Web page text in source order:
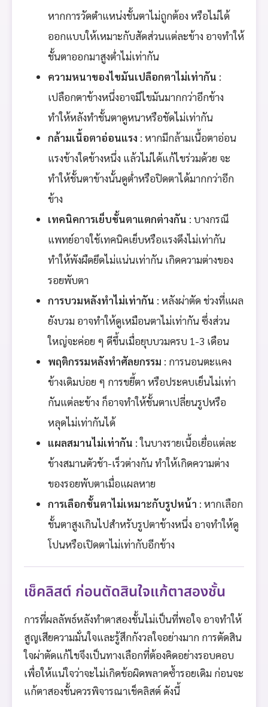
หากการวัดตำแหน่งชั้นตาไม่ถูกต้อง หรือไม่ได้
ออกแบบให้เหมาะกับสัดส่วนแต่ละข้าง อาจทำให้
ชั้นตาออกมาสูงต่ำไม่เท่ากัน
ความหนาของไขมันเปลือกตาไม่เท่ากัน :
เปลือกตาข้างหนึ่งอาจมีไขมันมากกว่าอีกข้าง
ทำให้หลังทำชั้นตาดูหนาหรือชัดไม่เท่ากัน
กล้ามเนื้อตาอ่อนแรง : หากมีกล้ามเนื้อตาอ่อน
แรงข้างใดข้างหนึ่ง แล้วไม่ได้แก้ไขร่วมด้วย จะ
ทำให้ชั้นตาข้างนั้นดูต่ำหรือปิดตาได้มากกว่าอีก
ข้าง
เทคนิคการเย็บชั้นตาแตกต่างกัน : บางกรณี
แพทย์อาจใช้เทคนิคเย็บหรือแรงดึงไม่เท่ากัน
ทำให้พังผืดยึดไม่แน่นเท่ากัน เกิดความต่างของ
รอยพับตา
การบวมหลังทำไม่เท่ากัน : หลังผ่าตัด ช่วงที่แผล
ยังบวม อาจทำให้ดูเหมือนตาไม่เท่ากัน ซึ่งส่วน
ใหญ่จะค่อย ๆ ดีขึ้นเมื่อยุบบวมครบ 1-3 เดือน
พฤติกรรมหลังทำศัลยกรรม : การนอนตะแคง
ข้างเดิมบ่อย ๆ การขยี้ตา หรือประคบเย็นไม่เท่า
กันแต่ละข้าง ก็อาจทำให้ชั้นตาเปลี่ยนรูปหรือ
หลุดไม่เท่ากันได้
แผลสมานไม่เท่ากัน : ในบางรายเนื้อเยื่อแต่ละ
ข้างสมานตัวช้า-เร็วต่างกัน ทำให้เกิดความต่าง
ของรอยพับตาเมื่อแผลหาย
การเลือกชั้นตาไม่เหมาะกับรูปหน้า : หากเลือก
ชั้นตาสูงเกินไปสำหรับรูปตาข้างหนึ่ง อาจทำให้ดู
โปนหรือเปิดตาไม่เท่ากับอีกข้าง
เช็คลิสต์ ก่อนตัดสินใจแก้ตาสองชั้น
การที่ผลลัพธ์หลังทำตาสองชั้นไม่เป็นที่พอใจ อาจทำให้
สูญเสียความมั่นใจและรู้สึกกังวลใจอย่างมาก การตัดสิน
ใจผ่าตัดแก้ไขจึงเป็นทางเลือกที่ต้องคิดอย่างรอบคอบ
เพื่อให้แน่ใจว่าจะไม่เกิดข้อผิดพลาดซ้ำรอยเดิม ก่อนจะ
แก้ตาสองชั้นควรพิจารณาเช็คลิสต์ ดังนี้